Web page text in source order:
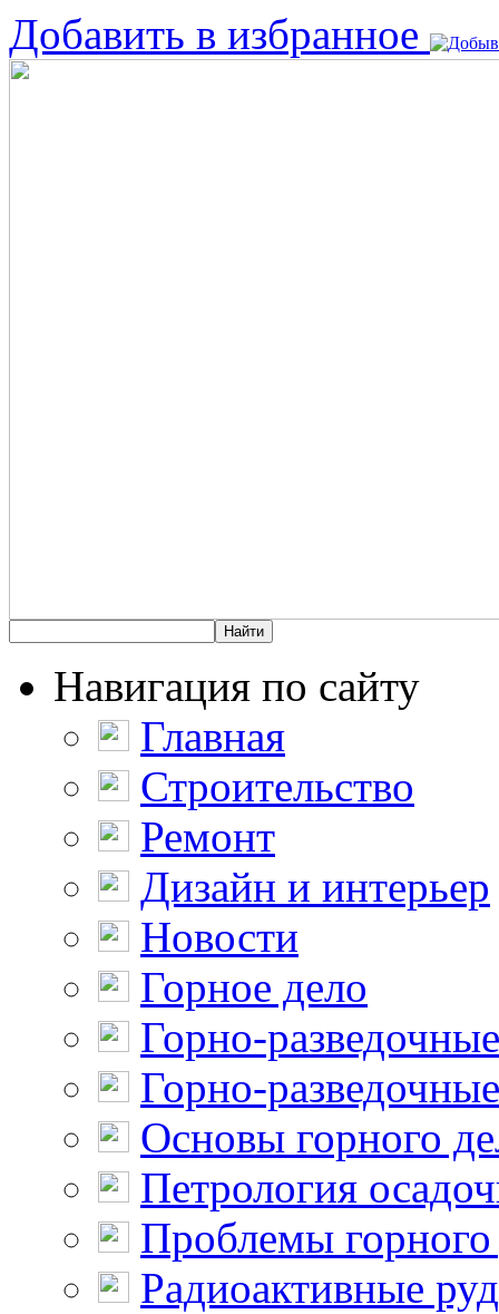
Добавить в избранное
Навигация по сайту
Главная
Строительство
Ремонт
Дизайн и интерьер
Новости
Горное дело
Горно-
Горно-
Основы горного
Петрология
Проблемы горного
Радиоактивные